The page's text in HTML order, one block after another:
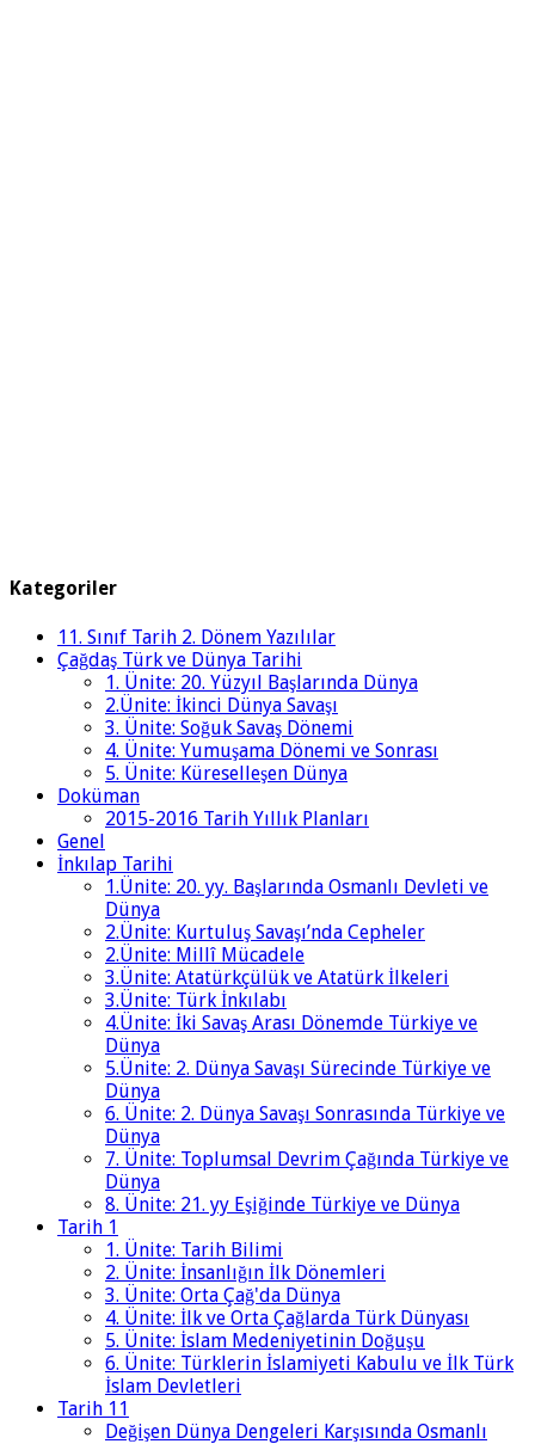
Kategoriler
11. Sınıf Tarih 2. Dönem Yazılılar
Çağdaş Türk ve Dünya Tarihi
1. Ünite: 20. Yüzyıl Başlarında Dünya
2.Ünite: İkinci Dünya Savaşı
3. Ünite: Soğuk Savaş Dönemi
4. Ünite: Yumuşama Dönemi ve Sonrası
5. Ünite: Küreselleşen Dünya
Doküman
2015-2016 Tarih Yıllık Planları
Genel
İnkılap Tarihi
1.Ünite: 20. yy. Başlarında Osmanlı Devleti ve
Dünya
2.Ünite: Kurtuluş Savaşı’nda Cepheler
2.Ünite: Millî Mücadele
3.Ünite: Atatürkçülük ve Atatürk İlkeleri
3.Ünite: Türk İnkılabı
4.Ünite: İki Savaş Arası Dönemde Türkiye ve
Dünya
5.Ünite: 2. Dünya Savaşı Sürecinde Türkiye ve
Dünya
6. Ünite: 2. Dünya Savaşı Sonrasında Türkiye ve
Dünya
7. Ünite: Toplumsal Devrim Çağında Türkiye ve
Dünya
8. Ünite: 21. yy Eşiğinde Türkiye ve Dünya
Tarih 1
1. Ünite: Tarih Bilimi
2. Ünite: İnsanlığın İlk Dönemleri
3. Ünite: Orta Çağ'da Dünya
4. Ünite: İlk ve Orta Çağlarda Türk Dünyası
5. Ünite: İslam Medeniyetinin Doğuşu
6. Ünite: Türklerin İslamiyeti Kabulu ve İlk Türk
İslam Devletleri
Tarih 11
Değişen Dünya Dengeleri Karşısında Osmanlı